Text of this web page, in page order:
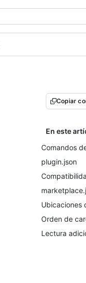
Copiar
En este
Comandos
plugin.json
Ubicaciones
Orden de
Lectura